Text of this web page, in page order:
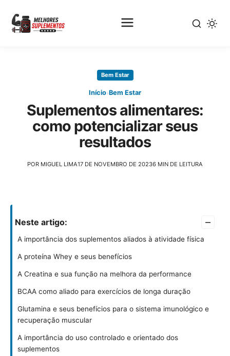
principal
Bem Estar
Início›Bem Estar
Suplementos alimentares:
como potencializar seus
resultados
POR MIGUEL LIMA17 DE NOVEMBRO DE 20236 MIN DE LEITURA
Neste artigo: –
A importância dos suplementos aliados à atividade física
A proteína Whey e seus benefícios
A Creatina e sua função na melhora da performance
BCAA como aliado para exercícios de longa duração
Glutamina e seus benefícios para o sistema imunológico e
recuperação muscular
A importância do uso controlado e orientado dos
suplementos